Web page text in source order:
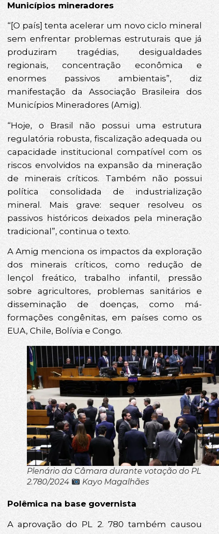
Municípios mineradores
“[O país] tenta acelerar um novo ciclo mineral
sem enfrentar problemas estruturais que já
produziram tragédias, desigualdades
regionais, concentração econômica e
enormes passivos ambientais”, diz
manifestação da Associação Brasileira dos
Municípios Mineradores (Amig).
“Hoje, o Brasil não possui uma estrutura
regulatória robusta, fiscalização adequada ou
capacidade institucional compatível com os
riscos envolvidos na expansão da mineração
de minerais críticos. Também não possui
política consolidada de industrialização
mineral. Mais grave: sequer resolveu os
passivos históricos deixados pela mineração
tradicional”, continua o texto.
A Amig menciona os impactos da exploração
dos minerais críticos, como redução de
lençol freático, trabalho infantil, pressão
sobre agricultores, problemas sanitários e
disseminação de doenças, como má-
formações congênitas, em países como os
EUA, Chile, Bolívia e Congo.
Plenário da Câmara durante votação do PL
2.780/2024
Kayo Magalhães
Polêmica na base governista
A aprovação do PL 2. 780 também causou